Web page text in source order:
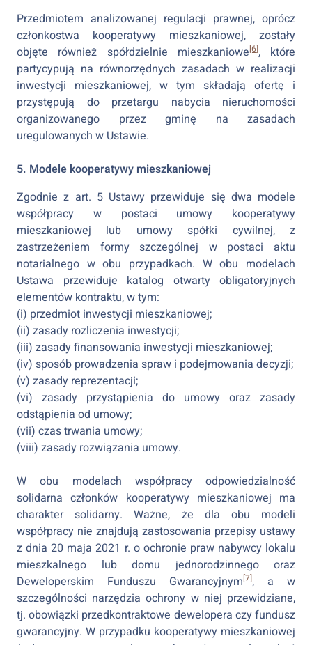
Przedmiotem analizowanej regulacji prawnej, oprócz
członkostwa kooperatywy mieszkaniowej, zostały
objęte również spółdzielnie mieszkaniowe[6], które
partycypują na równorzędnych zasadach w realizacji
inwestycji mieszkaniowej, w tym składają ofertę i
przystępują do przetargu nabycia nieruchomości
organizowanego przez gminę na zasadach
uregulowanych w Ustawie.
5. Modele kooperatywy mieszkaniowej
Zgodnie z art. 5 Ustawy przewiduje się dwa modele
współpracy w postaci umowy kooperatywy
mieszkaniowej lub umowy spółki cywilnej, z
zastrzeżeniem formy szczególnej w postaci aktu
notarialnego w obu przypadkach. W obu modelach
Ustawa przewiduje katalog otwarty obligatoryjnych
elementów kontraktu, w tym:
(i) przedmiot inwestycji mieszkaniowej;
(ii) zasady rozliczenia inwestycji;
(iii) zasady finansowania inwestycji mieszkaniowej;
(iv) sposób prowadzenia spraw i podejmowania decyzji;
(v) zasady reprezentacji;
(vi) zasady przystąpienia do umowy oraz zasady
odstąpienia od umowy;
(vii) czas trwania umowy;
(viii) zasady rozwiązania umowy.
W obu modelach współpracy odpowiedzialność
solidarna członków kooperatywy mieszkaniowej ma
charakter solidarny. Ważne, że dla obu modeli
współpracy nie znajdują zastosowania przepisy ustawy
z dnia 20 maja 2021 r. o ochronie praw nabywcy lokalu
mieszkalnego lub domu jednorodzinnego oraz
Deweloperskim Funduszu Gwarancyjnym[7], a w
szczególności narzędzia ochrony w niej przewidziane,
tj. obowiązki przedkontraktowe dewelopera czy fundusz
gwarancyjny. W przypadku kooperatywy mieszkaniowej